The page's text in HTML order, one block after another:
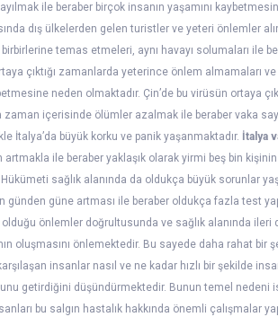
ile beraber birçok insanın yaşamını
dış ülkelerden gelen turistler ve yeteri önlemler
temas etmeleri, aynı havayı solumaları ile
çıktığı zamanlarda yeterince önlem almamaları
neden olmaktadır. Çin’de bu virüsün ortaya
içerisinde ölümler azalmak ile beraber vaka
İtalya’da büyük korku ve panik yaşanmaktadır. İtalya
artmakla ile beraber yaklaşık olarak yirmi beş bin
sağlık alanında da oldukça büyük sorunlar
günden güne artması ile beraber oldukça fazla test
olduğu önlemler doğrultusunda ve sağlık alanında
oluşmasını önlemektedir. Bu sayede daha rahat
insanlar nasıl ve ne kadar hızlı bir şekilde
getirdiğini düşündürmektedir. Bunun temel nedeni
bu salgın hastalık hakkında önemli çalışmalar